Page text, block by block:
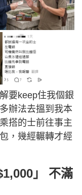
要keep住我個銀
辦法去搵到我本
搭的士前往事主
，幾經輾轉才經
」 不滿